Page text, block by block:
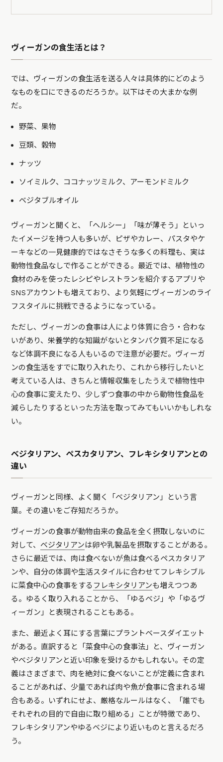
ヴィーガンの食生活とは？
では、ヴィーガンの食生活を送る人々は具体的にどのよう
なものを口にできるのだろうか。以下はその大まかな例
だ。
野菜、果物
豆類、穀物
ナッツ
ソイミルク、ココナッツミルク、アーモンドミルク
ベジタブルオイル
ヴィーガンと聞くと、「ヘルシー」「味が薄そう」といっ
たイメージを持つ人も多いが、ピザやカレー、パスタやケ
ーキなどの一見健康的ではなさそうな多くの料理も、実は
動物性食品なしで作ることができる。最近では、植物性の
食材のみを使ったレシピやレストランを紹介するアプリや
SNSアカウントも増えており、より気軽にヴィーガンのライ
フスタイルに挑戦できるようになっている。
ただし、ヴィーガンの食事は人により体質に合う・合わな
いがあり、栄養学的な知識がないとタンパク質不足になる
など体調不良になる人もいるので注意が必要だ。ヴィーガ
ンの食生活をすでに取り入れたり、これから移行したいと
考えている人は、きちんと情報収集をしたうえで植物性中
心の食事に変えたり、少しずつ食事の中から動物性食品を
減らしたりするといった方法を取ってみてもいいかもしれな
い。
ベジタリアン、ペスカタリアン、フレキシタリアンとの
違い
ヴィーガンと同様、よく聞く「ベジタリアン」という言
葉。その違いをご存知だろうか。
ヴィーガンの食事が動物由来の食品を全く摂取しないのに
対して、 ベジタリアンは卵や乳製品を摂取することがある。
さらに最近では、肉は食べないが魚は食べるペスカタリア
ンや、自分の体調や生活スタイルに合わせてフレキシブル
に菜食中心の食事をする フレキシタリアンも増えつつあ
る。ゆるく取り入れることから、「ゆるベジ」や「ゆるヴ
ィーガン」と表現されることもある。
また、最近よく耳にする言葉にプラントベースダイエット
がある。直訳すると「菜食中心の食事法」と、ヴィーガン
やベジタリアンと近い印象を受けるかもしれない。その定
義はさまざまで、肉を絶対に食べないことが定義に含まれ
ることがあれば、少量であれば肉や魚が食事に含まれる場
合もある。いずれにせよ、厳格なルールはなく、「誰でも
それぞれの目的で自由に取り組める」ことが特徴であり、
フレキシタリアンやゆるベジにより近いものと言えるだろ
う。